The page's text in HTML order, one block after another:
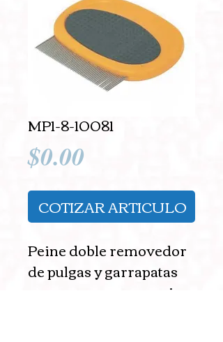
MP1-8-10081
$0.00
COTIZAR ARTICULO
Peine doble removedor
de pulgas y garrapatas
con mango ergonomico.